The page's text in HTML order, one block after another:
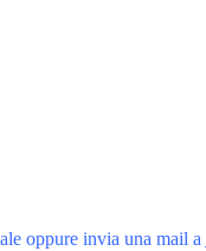
oppure invia una mail a